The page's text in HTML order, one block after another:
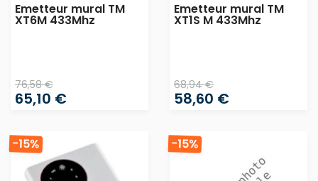
Emetteur mural TM
XT6M 433Mhz
76,58 €
65,10 €
Emetteur mural TM
XT1S M 433Mhz
68,94 €
58,60 €
-15% -15%